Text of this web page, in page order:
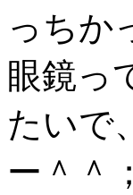
っちか
眼鏡っ
たいで
ー＾＾